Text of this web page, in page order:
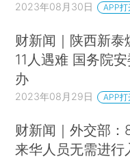
2023年08月30日 APP打
财新闻｜陕西新泰
11人遇难 国务院
办
2023年08月29日 APP打
财新闻｜外交部
来华人员无需进行